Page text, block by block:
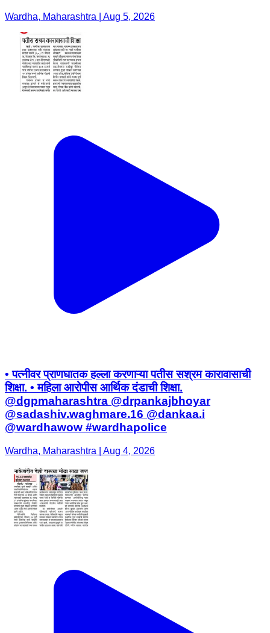
Wardha, Maharashtra | Aug 5, 2026
• पत्नीवर प्राणघातक हल्ला करणाऱ्या पतीस सश्रम कारावासाची
शिक्षा. • महिला आरोपीस आर्थिक दंडाची शिक्षा.
@dgpmaharashtra @drpankajbhoyar
@sadashiv.waghmare.16 @dankaa.i
@wardhawow #wardhapolice
Wardha, Maharashtra | Aug 4, 2026